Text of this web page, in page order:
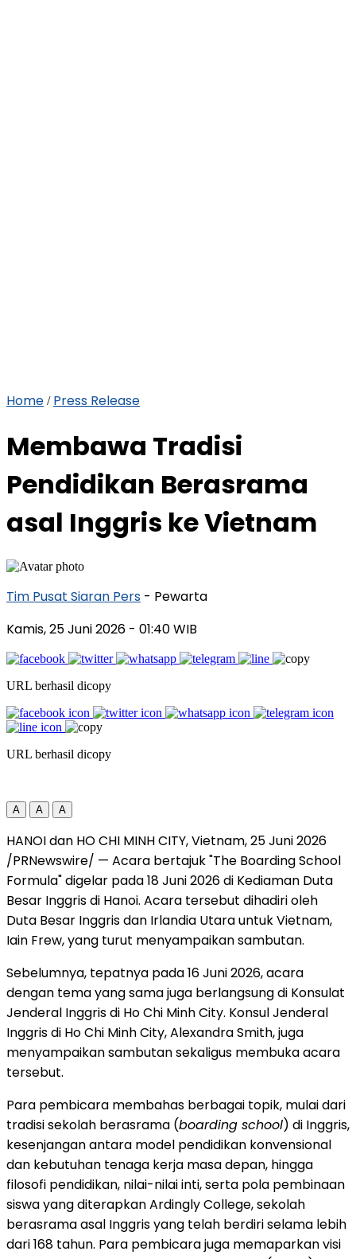
Home / Press Release
Membawa Tradisi
Pendidikan Berasrama
asal Inggris ke Vietnam
Tim Pusat Siaran Pers - Pewarta
Kamis, 25 Juni 2026 - 01:40 WIB
URL berhasil dicopy
URL berhasil dicopy
A A A
HANOI dan HO CHI MINH CITY, Vietnam,25 Juni 2026
/PRNewswire/ — Acara bertajuk "The Boarding School
Formula" digelar pada 18 Juni 2026 di Kediaman Duta
Besar Inggris di Hanoi. Acara tersebut dihadiri oleh
Duta Besar Inggris dan Irlandia Utara untuk Vietnam,
Iain Frew, yang turut menyampaikan sambutan.
Sebelumnya, tepatnya pada 16 Juni 2026, acara
dengan tema yang sama juga berlangsung di Konsulat
Jenderal Inggris di Ho Chi Minh City. Konsul Jenderal
Inggris di Ho Chi Minh City, Alexandra Smith, juga
menyampaikan sambutan sekaligus membuka acara
tersebut.
Para pembicara membahas berbagai topik, mulai dari
tradisi sekolah berasrama (boarding school) di Inggris,
kesenjangan antara model pendidikan konvensional
dan kebutuhan tenaga kerja masa depan, hingga
filosofi pendidikan, nilai-nilai inti, serta pola pembinaan
siswa yang diterapkan Ardingly College, sekolah
berasrama asal Inggris yang telah berdiri selama lebih
dari 168 tahun. Para pembicara juga memaparkan visi